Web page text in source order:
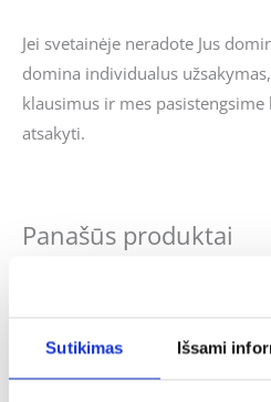
Sutikimas Išsami
Jei svetainėje neradote Jus
domina individualus
klausimus ir mes
atsakyti.
Panašūs produktai